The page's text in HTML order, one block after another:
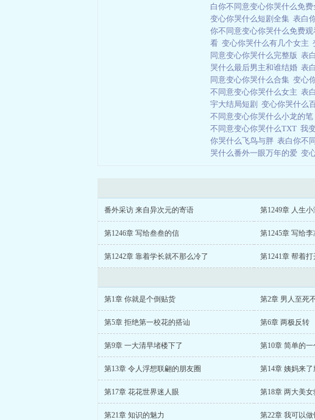
白你不同意变心你哭什么免费
变心你哭什么短剧全集 表白
你不同意变心你哭什么免费观
看 变心你哭什么有几个女主
同意变心你哭什么完整版 表
哭什么最后男主和谁结婚 表
同意变心你哭什么合集 变心
不同意变心你哭什么女主 表
宇大结局短剧 变心你哭什么
不同意变心你哭什么小龙的笔
不同意变心你哭什么TXT 我
你哭什么飞鸟与胖 表白你不
哭什么番外一眼万年的爱 变
番外采访 来自异次元的寄语 第1249章 人生
第1246章 写给叁叁的信 第1245章 写给
第1242章 靠着学长就不那么冷了 第1241章 帮着
第1章 你就是个倒贴货 第2章 男人至死
第5章 拒绝第一校花的搭讪 第6章 两极反转
第9章 一大清早堵楼下了 第10章 简单的一
第13章 令人浮想联翩的朋友圈 第14章 姨妈来
第17章 花花世界迷人眼 第18章 两大美女
第21章 知识的魅力 第22章 我可以